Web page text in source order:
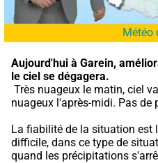
Météo
Aujourd'hui à Garein,
le ciel se dégagera.
nuageux l'après-midi. Pas
La fiabilité de la situation est
difficile, dans ce type de
quand les précipitations